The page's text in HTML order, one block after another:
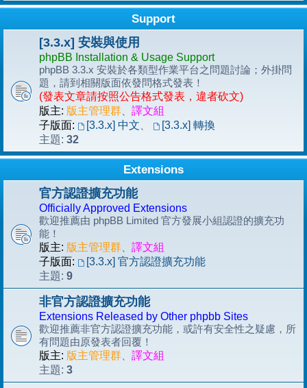
Support
[3.3.x] 安裝與使用
phpBB Installation & Usage Support
phpBB 3.3.x 安裝於各類型作業平台之問題討論；外掛問
題，請到相關版面依發問格式發表！
(發表文章請按照公告格式發表，違者砍文)
版主: 版主管理群
譯文組
子版面:
[3.3.x] 中文
[3.3.x] 轉換
主題: 32
Extensions
官方認證擴充功能
Officially Approved Extensions
歡迎推薦由 phpBB Limited 官方發展小組認證的擴充功
能！
版主: 版主管理群
譯文組
子版面:
[3.3.x] 官方認證擴充功能
主題: 9
非官方認證擴充功能
Extensions Released by Other phpbb Sites
歡迎推薦非官方認證擴充功能，或許有安全性之疑慮，所
有問題由原發表者回覆！
版主: 版主管理群
譯文組
主題: 3